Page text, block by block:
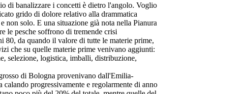
di banalizzare i concetti è dietro l'angolo. Voglio
grido di dolore relativo alla drammatica
non solo. E una situazione già nota nella Pianura
le pesche soffrono di tremende crisi
80, da quando il valore di tutte le materie prime,
che su quelle materie prime venivano aggiunti:
selezione, logistica, imballi, distribuzione,
di Bologna provenivano dall'Emilia-
progressivamente e regolarmente di anno